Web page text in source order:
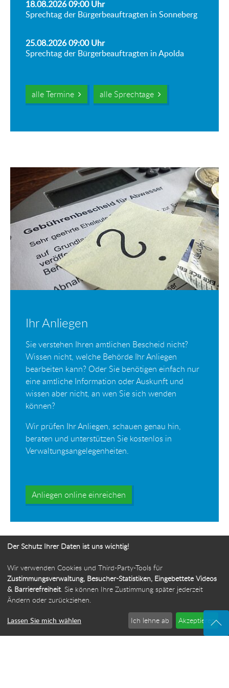
18.08.2026 09:00Uhr
Sprechtag der Bürgerbeauftragten in Sonneberg
25.08.2026 09:00Uhr
Sprechtag der Bürgerbeauftragten in Apolda
alle Termine alle Sprechtage
Ihr Anliegen
Sie verstehen Ihren amtlichen Bescheid nicht?
Wissen nicht, welche Behörde Ihr Anliegen
bearbeiten kann? Oder Sie benötigen einfach nur
eine amtliche Information oder Auskunft und
wissen aber nicht, an wen Sie sich wenden
können?
Wir prüfen Ihr Anliegen, schauen genau hin,
beraten und unterstützen Sie kostenlos in
Verwaltungsangelegenheiten.
Anliegen online einreichen
Ihr Weg zur Bürgerbeauftragten
Der Schutz Ihrer Daten ist uns wichtig!
Wir verwenden Cookies und Third-Party-Tools für
Zustimmungsverwaltung, Besucher-Statistiken, Eingebettete Videos
& Barrierefreiheit. Sie können Ihre Zustimmung später jederzeit
Ändern oder zurückziehen.
Lassen Sie mich wählen Ich lehne ab Akzeptieren